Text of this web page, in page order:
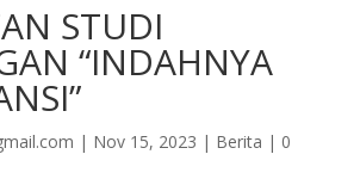
STUDI
“INDAHNYA
| Nov 15, 2023 | Berita | 0